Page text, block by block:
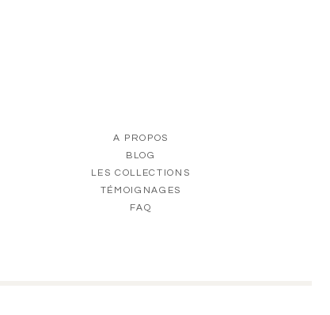
A PROPOS
BLOG
LES COLLECTIONS
TÉMOIGNAGES
FAQ